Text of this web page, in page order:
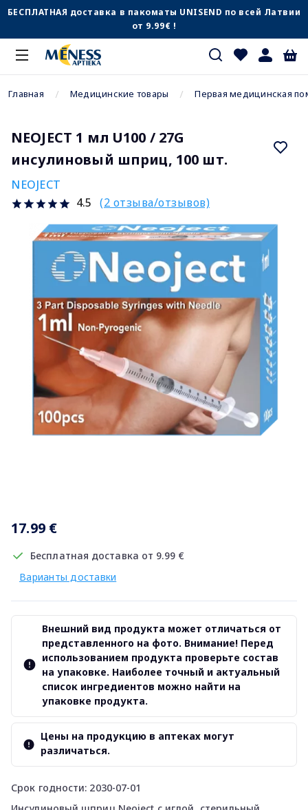
БЕСПЛАТНАЯ доставка в пакоматы UNISEND по всей Латвии
от 9.99€ !
Главная Медицинские товары Первая медицинская
NEOJECT 1 мл U100 / 27G
инсулиновый шприц, 100 шт.
NEOJECT
4.5 (2 отзыва/отзывов)
17.99 €
Бесплатная доставка от 9.99 €
Варианты доставки
Срок годности: 2030-07-01
Внешний вид продукта может отличаться от
представленного на фото. Внимание! Перед
использованием продукта проверьте состав
на упаковке. Наиболее точный и актуальный
список ингредиентов можно найти на
упаковке продукта.
Цены на продукцию в аптеках могут
различаться.